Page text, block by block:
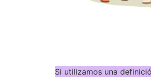
Si utilizamos una